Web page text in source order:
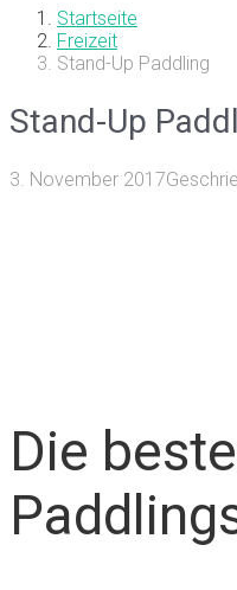
Startseite
Freizeit
Stand-Up Paddling
Stand-Up
3. November 2017
Die